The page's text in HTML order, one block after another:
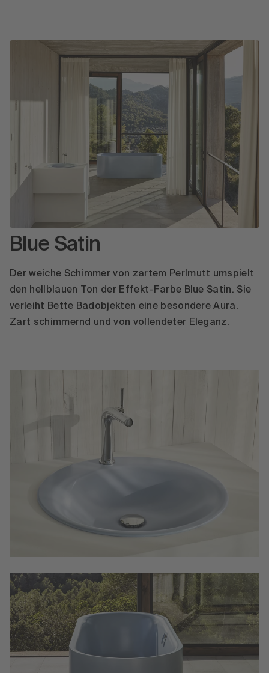
Blue Satin
Der weiche Schimmer von zartem Perlmutt umspielt
den hellblauen Ton der Effekt-Farbe Blue Satin. Sie
verleiht Bette Badobjekten eine besondere Aura.
Zart schimmernd und von vollendeter Eleganz.